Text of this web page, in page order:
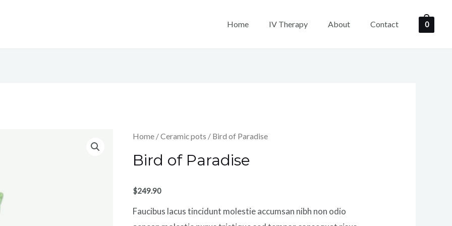
Home IV Therapy About Contact 0
Home/Ceramic pots / Bird of Paradise
Bird of Paradise
$249.90
Faucibus lacus tincidunt molestie accumsan nibh non odio